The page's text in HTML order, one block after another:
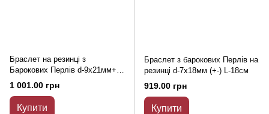
Браслет на резинці з
Барокових Перлів d-9х21мм+-
L-18см+-
1 001.00 грн
Купити
Браслет з барокових Перлів на
резинці d-7х18мм (+-) L-18см
919.00 грн
Купити